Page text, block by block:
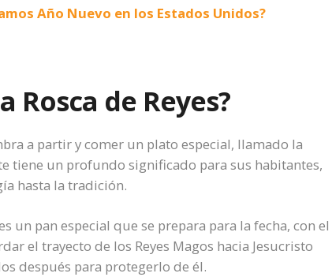
Año Nuevo en los Estados Unidos?
Rosca de Reyes?
a partir y comer un plato especial, llamado la
tiene un profundo significado para sus habitantes,
hasta la tradición.
un pan especial que se prepara para la fecha, con el
el trayecto de los Reyes Magos hacia Jesucristo
después para protegerlo de él.